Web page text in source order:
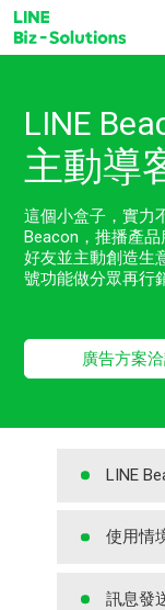
LINE
主動導
這個小盒子，實力
Beacon，推播產
好友並主動創造生
號功能做分眾再行
廣告方案
LINE
使用情
訊息發